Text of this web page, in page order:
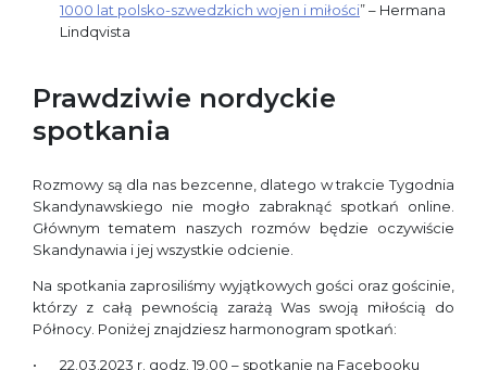
1000 lat polsko-szwedzkich wojen i miłości” – Hermana
Lindqvista
Prawdziwie nordyckie
spotkania
Rozmowy są dla nas bezcenne, dlatego w trakcie Tygodnia
Skandynawskiego nie mogło zabraknąć spotkań online.
Głównym tematem naszych rozmów będzie oczywiście
Skandynawia i jej wszystkie odcienie.
Na spotkania zaprosiliśmy wyjątkowych gości oraz gościnie,
którzy z całą pewnością zarażą Was swoją miłością do
Północy. Poniżej znajdziesz harmonogram spotkań:
22.03.2023 r. godz. 19.00 – spotkanie na Facebooku